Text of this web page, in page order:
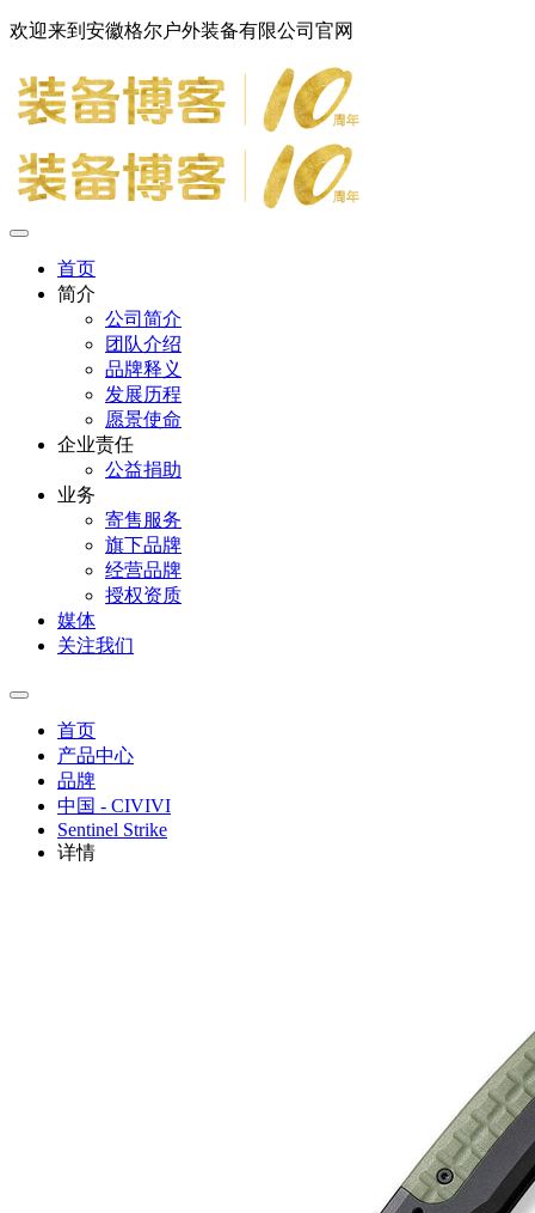
欢迎来到安徽格尔户外装备有限公司官网
首页
简介
公司简介
团队介绍
品牌释义
发展历程
愿景使命
企业责任
公益捐助
业务
寄售服务
旗下品牌
经营品牌
授权资质
媒体
关注我们
首页
产品中心
品牌
中国 - CIVIVI
Sentinel Strike
详情